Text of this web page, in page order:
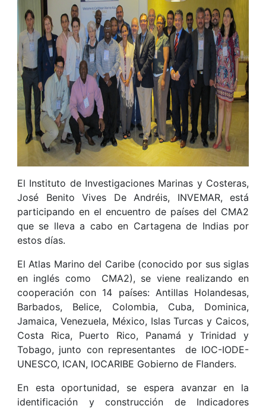
El Instituto de Investigaciones Marinas y Costeras,
José Benito Vives De Andréis, INVEMAR, está
participando en el encuentro de países del CMA2
que se lleva a cabo en Cartagena de Indias por
estos días.
El Atlas Marino del Caribe (conocido por sus siglas
en inglés como CMA2), se viene realizando en
cooperación con 14 países: Antillas Holandesas,
Barbados, Belice, Colombia, Cuba, Dominica,
Jamaica, Venezuela, México, Islas Turcas y Caicos,
Costa Rica, Puerto Rico, Panamá y Trinidad y
Tobago, junto con representantes de IOC-IODE-
UNESCO, ICAN, IOCARIBE Gobierno de Flanders.
En esta oportunidad, se espera avanzar en la
identificación y construcción de Indicadores